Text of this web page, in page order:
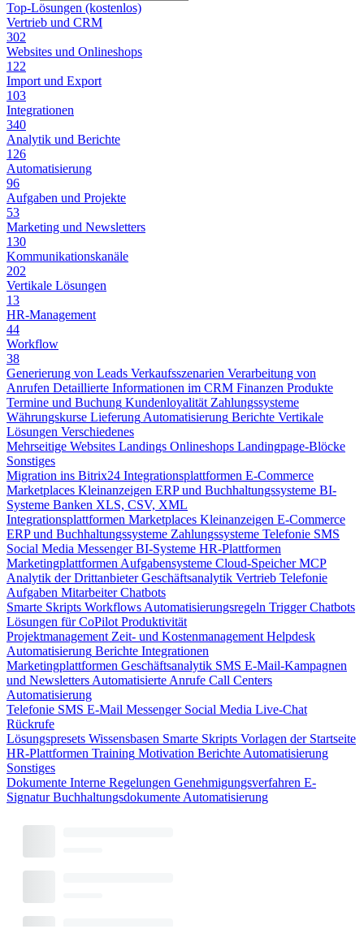
Top-Lösungen (kostenlos)
Vertrieb und CRM
302
Websites und Onlineshops
122
Import und Export
103
Integrationen
340
Analytik und Berichte
126
Automatisierung
96
Aufgaben und Projekte
53
Marketing und Newsletters
130
Kommunikationskanäle
202
Vertikale Lösungen
13
HR-Management
44
Workflow
38
Generierung von Leads Verkaufsszenarien Verarbeitung von
Anrufen Detaillierte Informationen im CRM Finanzen Produkte
Termine und Buchung Kundenloyalität Zahlungssysteme
Währungskurse Lieferung Automatisierung Berichte Vertikale
Lösungen Verschiedenes
Mehrseitige Websites Landings Onlineshops Landingpage-Blöcke
Sonstiges
Migration ins Bitrix24 Integrationsplattformen E-Commerce
Marketplaces Kleinanzeigen ERP und Buchhaltungssysteme BI-
Systeme Banken XLS, CSV, XML
Integrationsplattformen Marketplaces Kleinanzeigen E-Commerce
ERP und Buchhaltungssysteme Zahlungssysteme Telefonie SMS
Social Media Messenger BI-Systeme HR-Plattformen
Marketingplattformen Aufgabensysteme Cloud-Speicher MCP
Analytik der Drittanbieter Geschäftsanalytik Vertrieb Telefonie
Aufgaben Mitarbeiter Chatbots
Smarte Skripts Workflows Automatisierungsregeln Trigger Chatbots
Lösungen für CoPilot Produktivität
Projektmanagement Zeit- und Kostenmanagement Helpdesk
Automatisierung Berichte Integrationen
Marketingplattformen Geschäftsanalytik SMS E-Mail-Kampagnen
und Newsletters Automatisierte Anrufe Call Centers
Automatisierung
Telefonie SMS E-Mail Messenger Social Media Live-Chat
Rückrufe
Lösungspresets Wissensbasen Smarte Skripts Vorlagen der Startseite
HR-Plattformen Training Motivation Berichte Automatisierung
Sonstiges
Dokumente Interne Regelungen Genehmigungsverfahren E-
Signatur Buchhaltungsdokumente Automatisierung